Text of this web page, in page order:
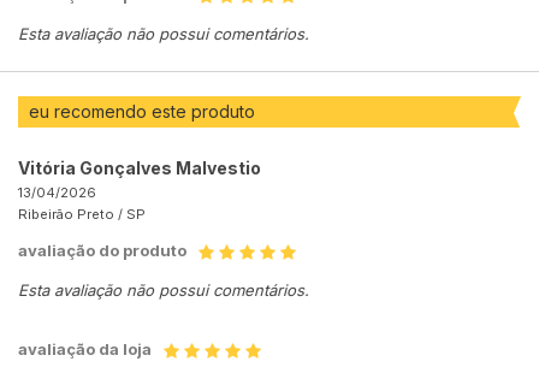
Esta avaliação não possui comentários.
eu recomendo este produto
Vitória Gonçalves Malvestio
13/04/2026
Ribeirão Preto / SP
avaliação do produto
Esta avaliação não possui comentários.
avaliação da loja